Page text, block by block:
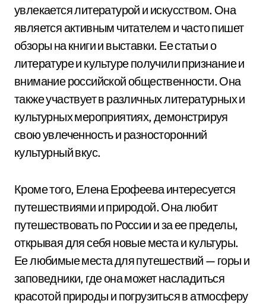
увлекается литературой и искусством. Она
является активным читателем и часто пишет
обзоры на книги и выставки. Ее статьи о
литературе и культуре получили признание и
внимание российской общественности. Она
также участвует в различных литературных и
культурных мероприятиях, демонстрируя
свою увлеченность и разносторонний
культурный вкус.
Кроме того, Елена Ерофеева интересуется
путешествиями и природой. Она любит
путешествовать по России и за ее пределы,
открывая для себя новые места и культуры.
Ее любимые места для путешествий — горы и
заповедники, где она может насладиться
красотой природы и погрузиться в атмосферу